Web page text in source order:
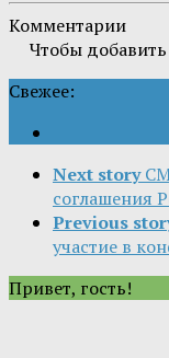
Комментарии
Чтобы
Свежее:
Next story
соглашения
Previous
участие в
Привет, гость!